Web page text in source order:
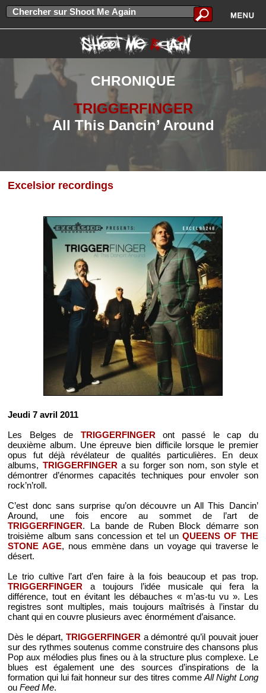
CHRONIQUE
TRIGGERFINGER
All This Dancin’ Around
Excelsior recordings
Jeudi 7 avril 2011
Les Belges de TRIGGERFINGER ont passé le cap du
deuxième album. Une épreuve bien difficile lorsque le premier
opus fut déjà révélateur de qualités particulières. En deux
albums, TRIGGERFINGER a su forger son nom, son style et
démontrer d’énormes capacités techniques pour envoler son
rock’n’roll.
C’est donc sans surprise qu’on découvre un All This Dancin’
Around, une fois encore au sommet de l’art de
TRIGGERFINGER. La bande de Ruben Block démarre son
troisième album sans concession et tel unQUEENS OF THE
STONE AGE, nous emmène dans un voyage qui traverse le
désert.
Le trio cultive l’art d’en faire à la fois beaucoup et pas trop.
TRIGGERFINGER a toujours l’idée musicale qui fera la
différence, tout en évitant les débauches « m’as-tu vu ». Les
registres sont multiples, mais toujours maîtrisés à l’instar du
chant qui en couvre plusieurs avec énormément d’aisance.
Dès le départ, TRIGGERFINGER a démontré qu’il pouvait jouer
sur des rythmes soutenus comme construire des chansons plus
Pop aux mélodies plus fines ou à la structure plus complexe. Le
blues est également une des sources d’inspirations de la
formation qui lui fait honneur sur des titres commeAll Night Long
ouFeed Me.